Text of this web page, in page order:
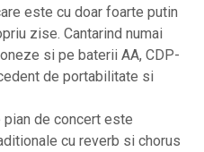
este cu doar foarte putin
zise. Cantarind numai
si pe baterii AA, CDP-
de portabilitate si
de concert este
cu reverb si chorus